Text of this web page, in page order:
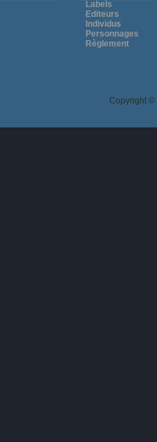
Labels
Editeurs
Individus
Personnages
Règlement
Copyright ©